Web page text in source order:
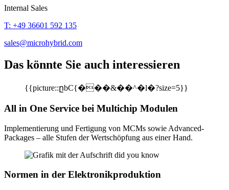
Internal Sales
T: +49 36601 592 135
sales@microhybrid.com
Das könnte Sie auch interessieren
{{picture::ըbC{���&��^�l�?size=5}}
All in One Service bei Multichip Modulen
Implementierung und Fertigung von MCMs sowie Advanced-
Packages – alle Stufen der Wertschöpfung aus einer Hand.
Normen in der Elektronikproduktion